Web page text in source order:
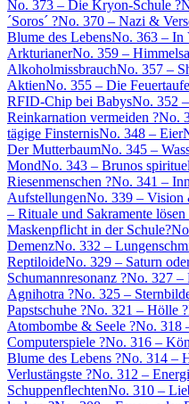
No. 373 – Die Kryon-Schule ?
´Soros´ ?No. 370 – Nazi &
Blume des LebensNo. 363 – In
ArkturianerNo. 359 –
AlkoholmissbrauchNo. 357 –
AktienNo. 355 – Die Feuertaufe
RFID-Chip bei BabysNo. 352
Reinkarnation vermeiden ?No.
tägige FinsternisNo. 348 – Eier
Der MutterbaumNo. 345 –
MondNo. 343 – Brunos
Riesenmenschen ?No. 341 –
AufstellungenNo. 339 – Vision
– Rituale und Sakramente lösen
Maskenpflicht in der Schule?
DemenzNo. 332 –
ReptiloideNo. 329 – Saturn
Schumannresonanz ?No. 327 –
Agnihotra ?No. 325 –
Papstschuhe ?No. 321 – Hölle ?
Atombombe & Seele ?No. 318
Computerspiele ?No. 316 –
Blume des Lebens ?No. 314 –
Verlustängste ?No. 312 –
SchuppenflechtenNo. 310 –